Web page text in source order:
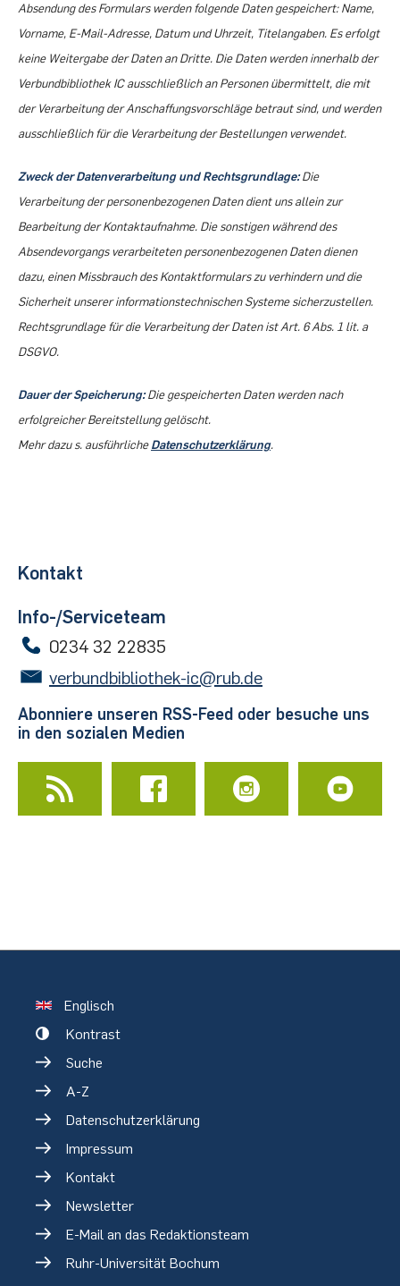
Absendung des Formulars werden folgende Daten gespeichert: Name,
Vorname, E-Mail-Adresse, Datum und Uhrzeit, Titelangaben. Es erfolgt
keine Weitergabe der Daten an Dritte. Die Daten werden innerhalb der
Verbundbibliothek IC ausschließlich an Personen übermittelt, die mit
der Verarbeitung der Anschaffungsvorschläge betraut sind, und werden
ausschließlich für die Verarbeitung der Bestellungen verwendet.
Zweck der Datenverarbeitung und Rechtsgrundlage:Die
Verarbeitung der personenbezogenen Daten dient uns allein zur
Bearbeitung der Kontaktaufnahme. Die sonstigen während des
Absendevorgangs verarbeiteten personenbezogenen Daten dienen
dazu, einen Missbrauch des Kontaktformulars zu verhindern und die
Sicherheit unserer informationstechnischen Systeme sicherzustellen.
Rechtsgrundlage für die Verarbeitung der Daten ist Art. 6 Abs. 1 lit. a
DSGVO.
Dauer der Speicherung:Die gespeicherten Daten werden nach
erfolgreicher Bereitstellung gelöscht.
Mehr dazu s. ausführlicheDatenschutzerklärung.
Kontakt
Info-/Serviceteam
0234 32 22835
verbundbibliothek-ic@rub.de
Abonniere unseren RSS-Feed oder besuche uns
in den sozialen Medien
Englisch
Kontrast
Suche
A-Z
Datenschutzerklärung
Impressum
Kontakt
Newsletter
E-Mail an das Redaktionsteam
Ruhr-Universität Bochum